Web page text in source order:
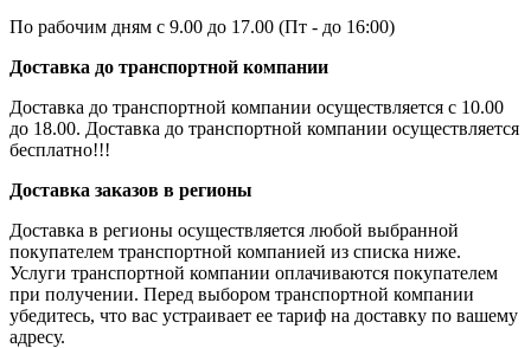
По рабочим дням с 9.00 до 17.00 (Пт - до 16:00)
Доставка до транспортной компании
Доставка до транспортной компании осуществляется с 10.00
до 18.00. Доставка до транспортной компании осуществляется
бесплатно!!!
Доставка заказов в регионы
Доставка в регионы осуществляется любой выбранной
покупателем транспортной компанией из списка ниже.
Услуги транспортной компании оплачиваются покупателем
при получении. Перед выбором транспортной компании
убедитесь, что вас устраивает ее тариф на доставку по вашему
адресу.